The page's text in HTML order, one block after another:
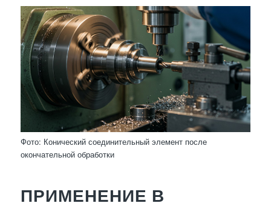
Фото: Конический соединительный элемент после
окончательной обработки
ПРИМЕНЕНИЕ В